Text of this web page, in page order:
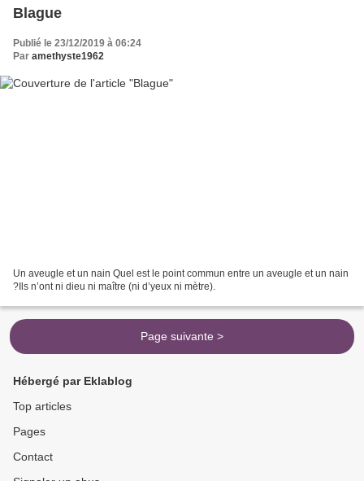
Blague
Publié le 23/12/2019 à 06:24
Par amethyste1962
Un aveugle et un nain Quel est le point commun entre un aveugle et un nain
?Ils n’ont ni dieu ni maître (ni d’yeux ni mètre).
Page suivante >
Hébergé par Eklablog
Top articles
Pages
Contact